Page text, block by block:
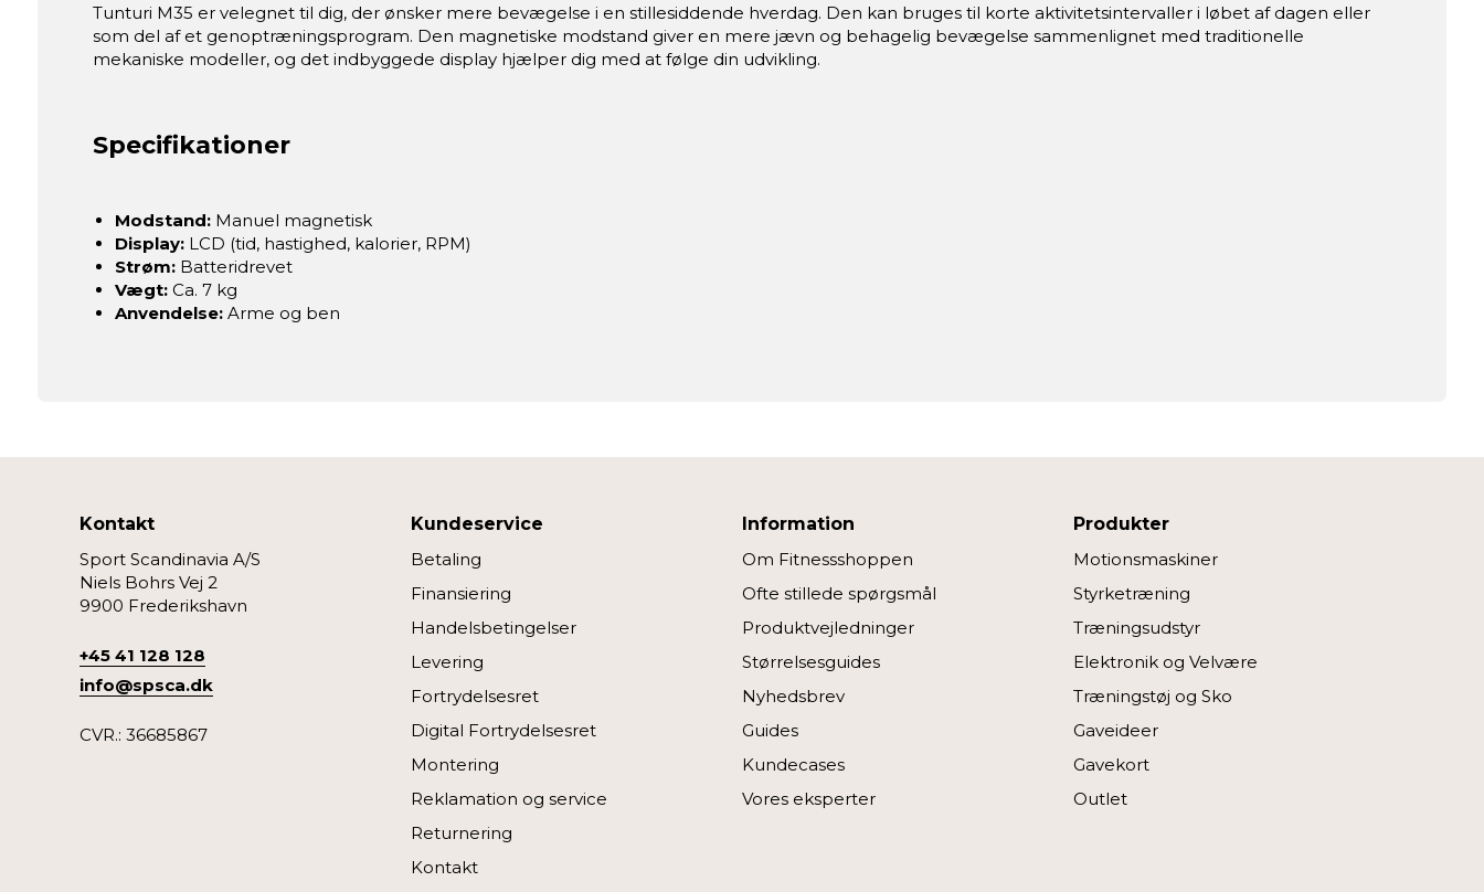
Tunturi M35 er velegnet til dig, der ønsker mere bevægelse i en stillesiddende hverdag. Den kan bruges til korte aktivitetsintervaller i løbet af dagen eller
som del af et genoptræningsprogram. Den magnetiske modstand giver en mere jævn og behagelig bevægelse sammenlignet med traditionelle
mekaniske modeller, og det indbyggede display hjælper dig med at følge din udvikling.
Specifikationer
Modstand:Manuel magnetisk
Display:LCD (tid, hastighed, kalorier, RPM)
Strøm:Batteridrevet
Vægt:Ca. 7 kg
Anvendelse:Arme og ben
Kontakt
Sport Scandinavia A/S
Niels Bohrs Vej 2
9900 Frederikshavn
+45 41 128 128
info@spsca.dk
CVR.: 36685867
Kundeservice
Betaling
Finansiering
Handelsbetingelser
Levering
Fortrydelsesret
Digital Fortrydelsesret
Montering
Reklamation og service
Returnering
Kontakt
Information
Om Fitnessshoppen
Ofte stillede spørgsmål
Produktvejledninger
Størrelsesguides
Nyhedsbrev
Guides
Kundecases
Vores eksperter
Produkter
Motionsmaskiner
Styrketræning
Træningsudstyr
Elektronik og Velvære
Træningstøj og Sko
Gaveideer
Gavekort
Outlet